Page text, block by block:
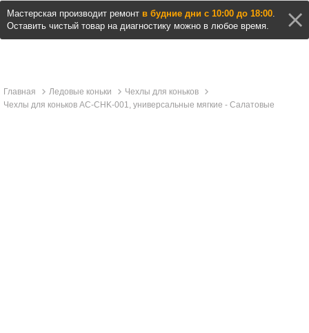
Мастерская производит ремонт в будние дни с 10:00 до 18:00.
Оставить чистый товар на диагностику можно в любое время.
Главная Ледовые коньки
Чехлы для коньков
Чехлы для коньков AC-CHK-001, универсальные мягкие - Салатовые